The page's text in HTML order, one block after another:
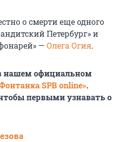
о смерти еще одного
Петербург» и
— Олега Огия.
нашем официальном
SPB online».
первыми узнавать о